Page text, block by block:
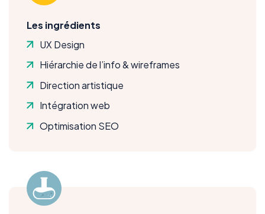
Les ingrédients
UX Design
Hiérarchie de l’info & wireframes
Direction artistique
Intégration web
Optimisation SEO